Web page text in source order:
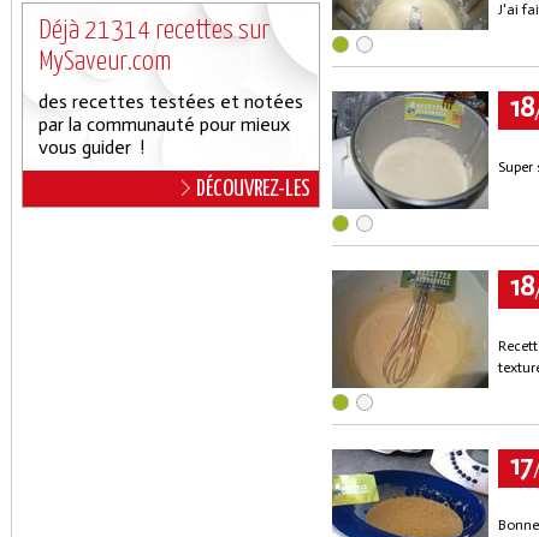
Déjà 21314 recettes sur
MySaveur.com
des recettes testées et notées
par la communauté pour mieux
vous guider !
DÉCOUVREZ-LES
J'ai
18
18
17